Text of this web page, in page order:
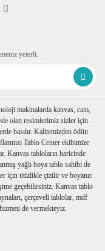
yeterli.
makinalarda kanvas, cam,
olan resimlerimiz sizler için
basılır. Kalitemizden ödün
Tablo Center ekibimize
Kanvas tabloların haricinde
yağlı boya tablo sahibi de
için titizlikle çizilir ve boyanır.
geçebilirsiniz. Kanvas tablo
çerçeveli tablolar, mdf
de vermekteyiz.